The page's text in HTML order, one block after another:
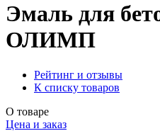
Эмаль для
ОЛИМП
Рейтинг и отзывы
К списку товаров
О товаре
Цена и заказ